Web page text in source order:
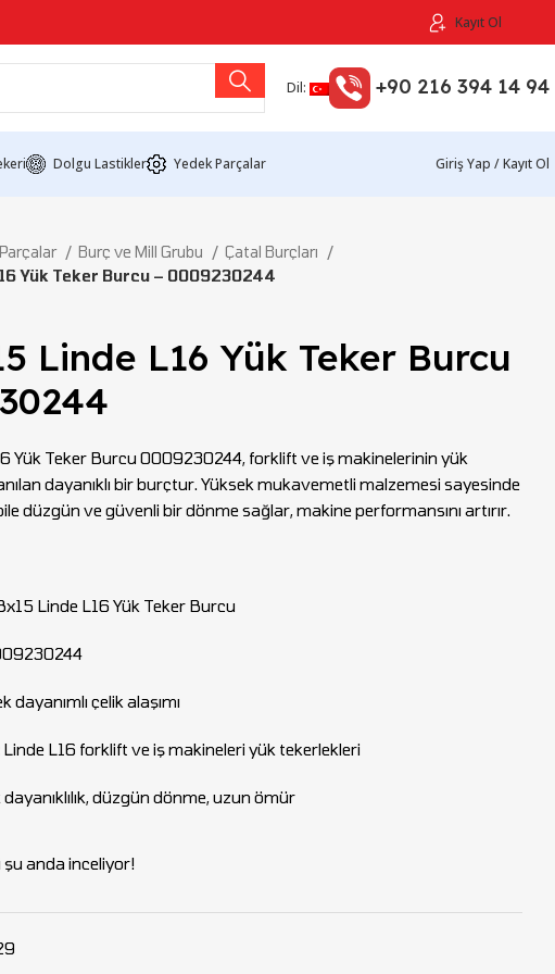
Kayıt Ol
Dil: +90 216 394 14 94
Dolgu Lastikler Yedek Parçalar Giriş Yap / Kayıt Ol
Burç ve Mill Grubu
Çatal Burçları
Yük Teker Burcu – 0009230244
Linde L16 Yük Teker Burcu
Yük Teker Burcu 0009230244, forklift ve iş makinelerinin yük
dayanıklı bir burçtur. Yüksek mukavemetli malzemesi sayesinde
düzgün ve güvenli bir dönme sağlar, makine performansını artırır.
Linde L16 Yük Teker Burcu
dayanımlı çelik alaşımı
Linde L16 forklift ve iş makineleri yük tekerlekleri
dayanıklılık, düzgün dönme, uzun ömür
anda inceliyor!